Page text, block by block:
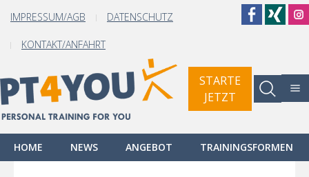
IMPRESSUM/AGB DATENSCHUTZ
KONTAKT/ANFAHRT
STARTE
JETZT
Suchen
HOME NEWS ANGEBOT TRAININGSFORMEN